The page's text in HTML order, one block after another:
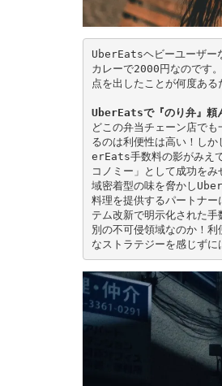
UberEatsヘビーユーザー
カレーで2000円なのです
点を出したことが何度ある
UberEatsで『のり弁』頼
どこの弁当チェーン店で
るのは利便性は高い！し
erEats手数料の影がみえ
コノミー」として成功を
域密着型の味を脅かし
料理を提供するパートナ
テム改新で明示化された
別の不可侵領域なのか！
なストラテジーを感じず